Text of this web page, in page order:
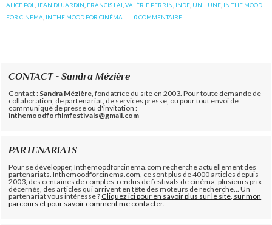
ALICE POL
JEAN DUJARDIN FRANCIS LAI ,VALÉRIE PERRIN INDE UN + UNE IN THE MOOD
FOR CINEMA IN THE MOOD FOR CINÉMA 0COMMENTAIRE
CONTACT - Sandra Mézière
Contact : Sandra Mézière , fondatrice du site en 2003. Pour toute demande de
collaboration, de partenariat, de services presse, ou pour tout envoi de
communiqué de presse ou d'invitation :
inthemoodforfilmfestivals@gmail.com
PARTENARIATS
Pour se développer, Inthemoodforcinema.com recherche actuellement des
partenariats. Inthemoodforcinema.com, ce sont plus de 4000 articles depuis
2003, des centaines de comptes-rendus de festivals de cinéma, plusieurs prix
décernés, des articles qui arrivent en tête des moteurs de recherche... Un
partenariat vous intéresse ?Cliquez ici pour en savoir plus sur le site, sur mon
parcours et pour savoir comment me contacter.